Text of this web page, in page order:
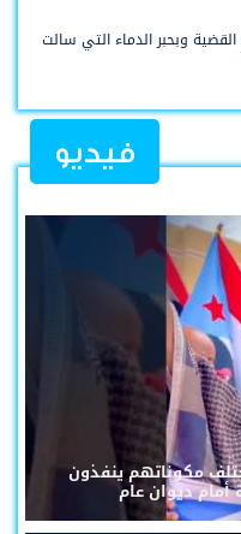
القضية وبحبر الدماء التي سالت
فيديو
مكوناتهم ينفذون
ديوان عام